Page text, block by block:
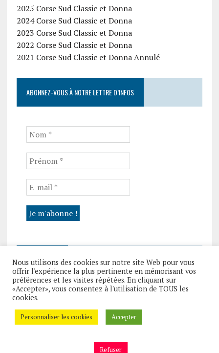
2025 Corse Sud Classic et Donna
2024 Corse Sud Classic et Donna
2023 Corse Sud Classic et Donna
2022 Corse Sud Classic et Donna
2021 Corse Sud Classic et Donna Annulé
ABONNEZ-VOUS À NOTRE LETTRE D’INFOS
VISITEUR N°
Nous utilisons des cookies sur notre site Web pour vous
offrir l'expérience la plus pertinente en mémorisant vos
préférences et les visites répétées. En cliquant sur
«Accepter», vous consentez à l'utilisation de TOUS les
cookies.
Personnaliser les cookies Accepter
Refuser